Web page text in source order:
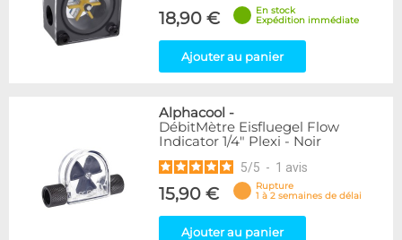
18,90 €
En stock
Expédition immédiate
Ajouter au panier
Alphacool -
DébitMètre Eisfluegel Flow
Indicator 1/4" Plexi - Noir
5/5 - 1 avis
15,90 €
Rupture
1 à 2 semaines de délai
Ajouter au panier